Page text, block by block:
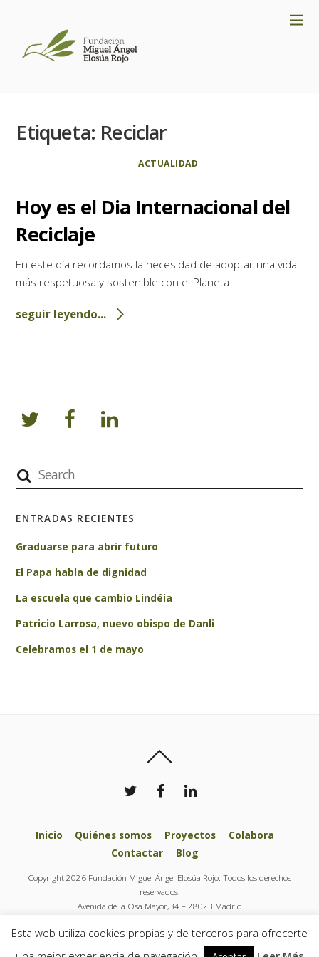
Etiqueta: Reciclar
ACTUALIDAD
Hoy es el Dia Internacional del
Reciclaje
En este día recordamos la necesidad de adoptar una vida
más respetuosa y sostenible con el Planeta
seguir leyendo...
ENTRADAS RECIENTES
Graduarse para abrir futuro
El Papa habla de dignidad
La escuela que cambio Lindéia
Patricio Larrosa, nuevo obispo de Danli
Celebramos el 1 de mayo
Inicio Quiénes somos Proyectos
Colabora
Contactar
Blog
Copyright 2026 Fundación Miguel Ángel Elosúa Rojo. Todos los derechos
reservados.
Avenida de la Osa Mayor,34 – 28023 Madrid
info@fundacionelosuarojo.org
Esta web utiliza cookies propias y de terceros para ofrecerte